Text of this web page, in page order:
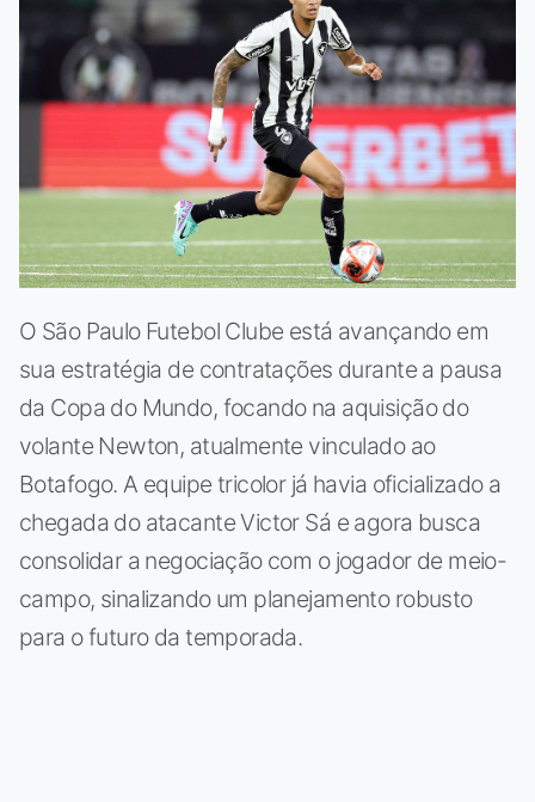
O São Paulo Futebol Clube está avançando em
sua estratégia de contratações durante a pausa
da Copa do Mundo, focando na aquisição do
volante Newton, atualmente vinculado ao
Botafogo. A equipe tricolor já havia oficializado a
chegada do atacante Victor Sá e agora busca
consolidar a negociação com o jogador de meio-
campo, sinalizando um planejamento robusto
para o futuro da temporada.